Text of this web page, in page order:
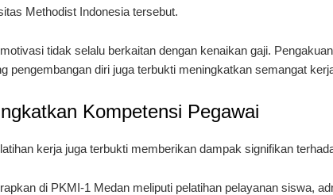
Methodist Indonesia tersebut.
tidak selalu berkaitan dengan kenaikan gaji.
pengembangan diri juga terbukti meningkatkan semangat
Kompetensi Pegawai
kerja juga terbukti memberikan dampak signifikan
di PKMI-1 Medan meliputi pelatihan pelayanan siswa,